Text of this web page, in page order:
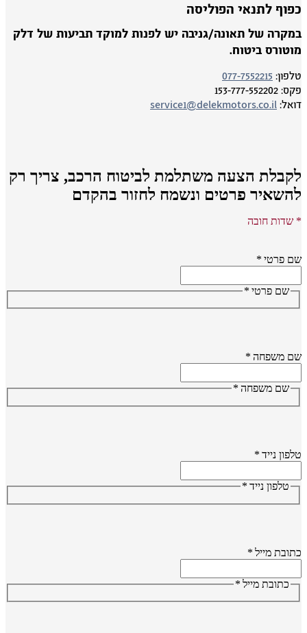
לתנאי הפוליסה
של תאונה/גניבה יש לפנות למוקד תביעות של דלק
ביטוח.
077-7552215
153-777-552202
service1@delekmotors.co.il
הצעה משתלמת לביטוח הרכב,צריך רק
פרטים ונשמח לחזור בהקדם
חובה
פרטי*
שם פרטי*
משפחה*
שם משפחה*
נייד*
טלפון נייד*
מייל*
כתובת מייל*